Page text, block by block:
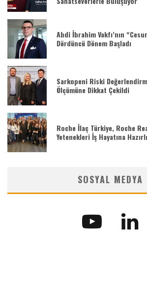
Abdi İbrahim Vakfı’nın
Dördüncü Dönem Başladı
Sarkopeni Riski
Ölçümüne Dikkat Çekildi
Roche İlaç Türkiye, Roche
Yetenekleri İş Hayatına
SOSYAL MEDYA